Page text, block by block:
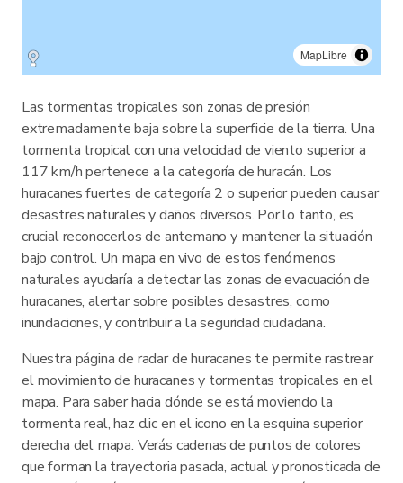
MapLibre
Las tormentas tropicales son zonas de presión
extremadamente baja sobre la superficie de la tierra. Una
tormenta tropical con una velocidad de viento superior a
117 km/h pertenece a la categoría de huracán. Los
huracanes fuertes de categoría 2 o superior pueden causar
desastres naturales y daños diversos. Por lo tanto, es
crucial reconocerlos de antemano y mantener la situación
bajo control. Un mapa en vivo de estos fenómenos
naturales ayudaría a detectar las zonas de evacuación de
huracanes, alertar sobre posibles desastres, como
inundaciones, y contribuir a la seguridad ciudadana.
Nuestra página de radar de huracanes te permite rastrear
el movimiento de huracanes y tormentas tropicales en el
mapa. Para saber hacia dónde se está moviendo la
tormenta real, haz clic en el icono en la esquina superior
derecha del mapa. Verás cadenas de puntos de colores
que forman la trayectoria pasada, actual y pronosticada de